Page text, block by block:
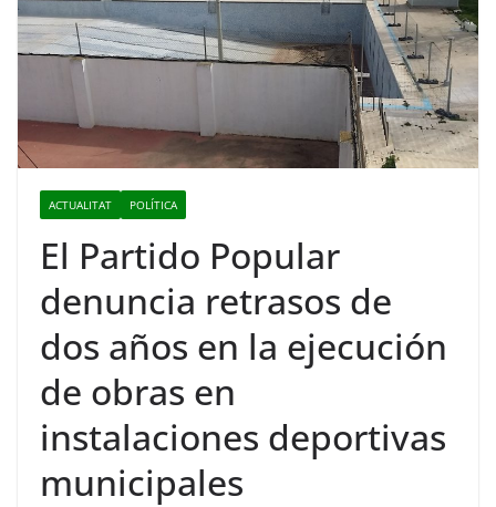
ACTUALITAT POLÍTICA
El Partido Popular
denuncia retrasos de
dos años en la ejecución
de obras en
instalaciones deportivas
municipales